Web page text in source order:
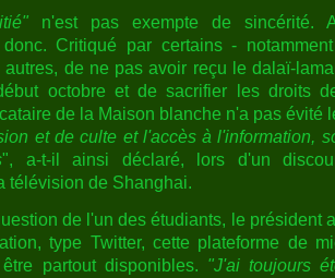
n'est pas exempte de sincérité.
donc. Critiqué par certains -
autres, de ne pas avoir reçu le dalaï-
octobre et de sacrifier les droits
de la Maison blanche n'a pas évité
et de culte et l'accès à l'information,
", a-t-il ainsi déclaré, lors d'un
télévision de Shanghai.
de l'un des étudiants, le président
type Twitter, cette plateforme de
partout disponibles. "J'ai toujours